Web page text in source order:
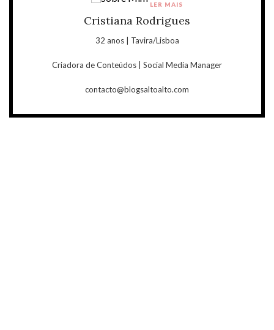
Cristiana Rodrigues
32 anos | Tavira/Lisboa
Criadora de Conteúdos | Social Media Manager
contacto@blogsaltoalto.com
LER MAIS